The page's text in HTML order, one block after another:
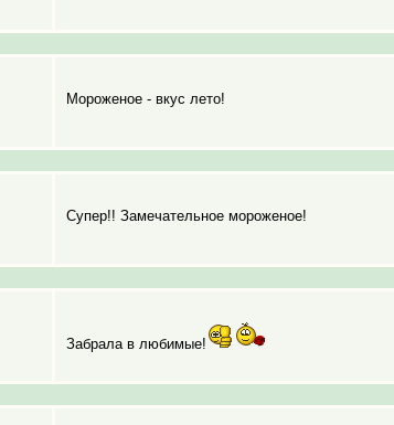
Мороженое - вкус лето!
Супер!! Замечательное мороженое!
Забрала в любимые!